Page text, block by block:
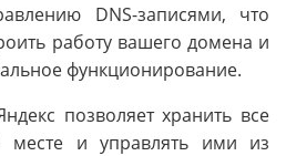
DNS-записями, что
работу вашего домена и
функционирование.
позволяет хранить все
месте и управлять ими из